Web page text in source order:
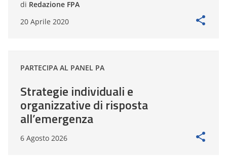
di Redazione FPA
20 Aprile 2020
PARTECIPA AL PANEL PA
Strategie individuali e
organizzative di risposta
all’emergenza
6 Agosto 2026